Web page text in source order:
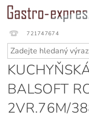
721747674
BALSOFT
2VR.76M/